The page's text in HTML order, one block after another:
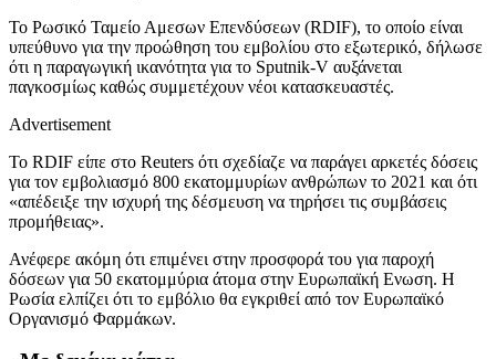
Το Ρωσικό Ταμείο Αμεσων Επενδύσεων (RDIF), το οποίο είναι
υπεύθυνο για την προώθηση του εμβολίου στο εξωτερικό, δήλωσε
ότι η παραγωγική ικανότητα για το Sputnik-V αυξάνεται
παγκοσμίως καθώς συμμετέχουν νέοι κατασκευαστές.
Advertisement
Το RDIF είπε στο Reuters ότι σχεδίαζε να παράγει αρκετές δόσεις
για τον εμβολιασμό 800 εκατομμυρίων ανθρώπων το 2021 και ότι
«απέδειξε την ισχυρή της δέσμευση να τηρήσει τις συμβάσεις
προμήθειας».
Ανέφερε ακόμη ότι επιμένει στην προσφορά του για παροχή
δόσεων για 50 εκατομμύρια άτομα στην Ευρωπαϊκή Ενωση. Η
Ρωσία ελπίζει ότι το εμβόλιο θα εγκριθεί από τον Ευρωπαϊκό
Οργανισμό Φαρμάκων.